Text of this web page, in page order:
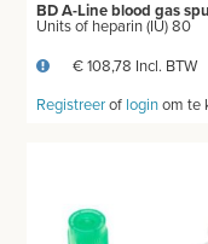
INSTRUMENTEN - INOX
BD A-Line blood gas
Units of heparin (IU) 80
€ 108,78 Incl. BTW
Registreerof loginom te